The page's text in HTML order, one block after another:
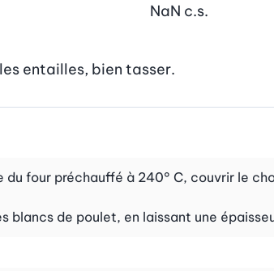
NaN c.s.
entailles, bien tasser.
four préchauffé à 240° C, couvrir le
de poulet, en laissant une